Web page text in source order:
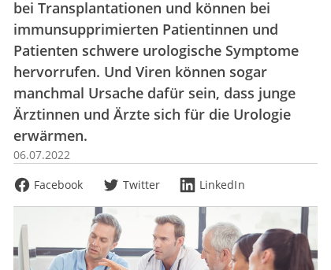
bei Transplantationen und können bei
immunsupprimierten Patientinnen und
Patienten schwere urologische Symptome
hervorrufen. Und Viren können sogar
manchmal Ursache dafür sein, dass junge
Ärztinnen und Ärzte sich für die Urologie
erwärmen.
06.07.2022
Facebook
Twitter LinkedIn